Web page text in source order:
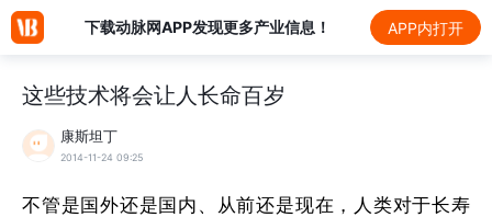
下载动脉网APP发现更多产业信息！ APP内打开
这些技术将会让人长命百岁
康斯坦丁
2014-11-24 09:25
不管是国外还是国内、从前还是现在，人类对于长寿